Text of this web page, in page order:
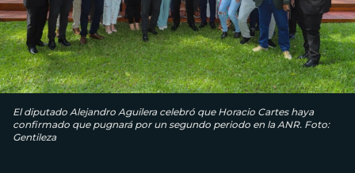
El diputado Alejandro Aguilera celebró que Horacio Cartes haya
confirmado que pugnará por un segundo periodo en la ANR. Foto:
Gentileza